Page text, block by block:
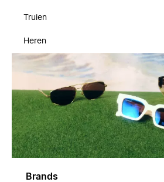
Truien
Heren
Brands